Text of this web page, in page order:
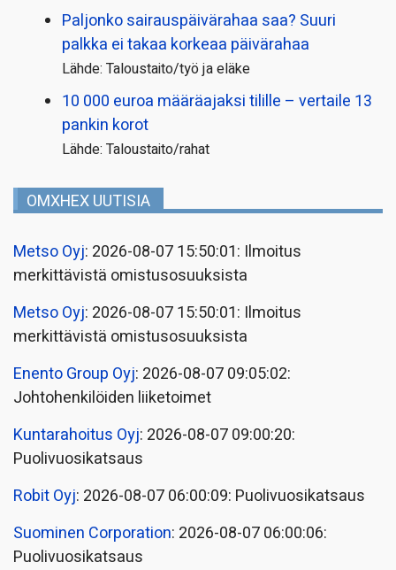
Paljonko sairauspäivä­rahaa saa? Suuri
palkka ei takaa korkeaa päivärahaa
Lähde: Taloustaito/työ ja eläke
10 000 euroa määräajaksi tilille – vertaile 13
pankin korot
Lähde: Taloustaito/rahat
OMXHEX UUTISIA
Metso Oyj: 2026-08-07 15:50:01: Ilmoitus
merkittävistä omistusosuuksista
Metso Oyj: 2026-08-07 15:50:01: Ilmoitus
merkittävistä omistusosuuksista
Enento Group Oyj: 2026-08-07 09:05:02:
Johtohenkilöiden liiketoimet
Kuntarahoitus Oyj: 2026-08-07 09:00:20:
Puolivuosikatsaus
Robit Oyj: 2026-08-07 06:00:09: Puolivuosikatsaus
Suominen Corporation: 2026-08-07 06:00:06:
Puolivuosikatsaus